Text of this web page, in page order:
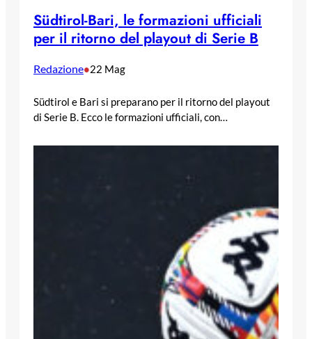
Südtirol-Bari, le formazioni ufficiali
per il ritorno del playout di Serie B
Redazione•22 Mag
Südtirol e Bari si preparano per il ritorno del playout
di Serie B. Ecco le formazioni ufficiali, con…